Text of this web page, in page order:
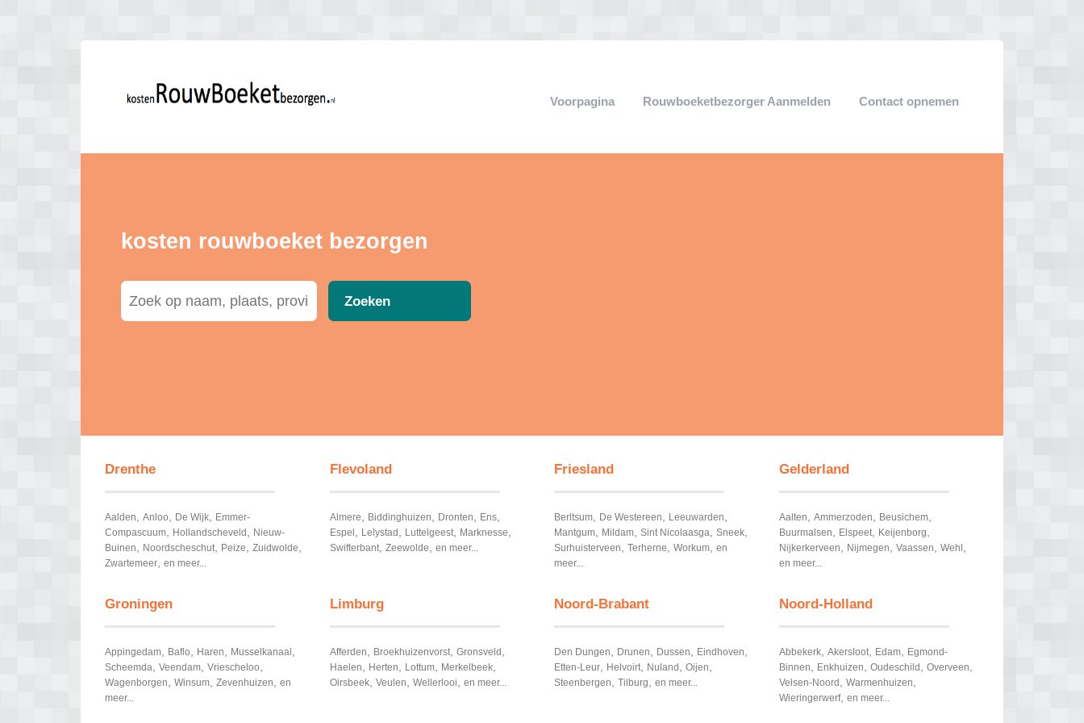
Voorpagina Rouwboeketbezorger Aanmelden Contact opnemen
kosten rouwboeket bezorgen
Zoeken
Drenthe
Aalden, Anloo, De Wijk, Emmer-
Compascuum, Hollandscheveld , Nieuw-
Buinen, Noordscheschut, Peize, Zuidwolde,
Zwartemeer, en meer...
Flevoland
Almere, Biddinghuizen, Dronten, Ens,
Espel , Lelystad , Luttelgeest, Marknesse,
Swifterbant, Zeewolde, en meer...
Friesland
Berltsum, De Westereen, Leeuwarden,
Mantgum, Mildam, Sint Nicolaasga, Sneek,
Surhuisterveen, Terherne, Workum, en
meer...
Gelderland
Aalten, Ammerzoden, Beusichem,
Buurmalsen, Elspeet, Keijenborg,
Nijkerkerveen, Nijmegen, Vaassen, Wehl ,
en meer...
Groningen
Appingedam, Baflo, Haren, Musselkanaal ,
Scheemda, Veendam, Vriescheloo,
Wagenborgen, Winsum, Zevenhuizen, en
meer...
Limburg
Afferden, Broekhuizenvorst, Gronsveld ,
Haelen, Herten, Lottum, Merkelbeek,
Oirsbeek, Veulen, Wellerlooi, en meer...
Noord-Brabant
Den Dungen, Drunen, Dussen, Eindhoven,
Etten-Leur, Helvoirt, Nuland , Oijen,
Steenbergen, Tilburg, en meer...
Noord-Holland
Abbekerk, Akersloot, Edam, Egmond-
Binnen, Enkhuizen, Oudeschild , Overveen,
Velsen-Noord , Warmenhuizen,
Wieringerwerf, en meer...